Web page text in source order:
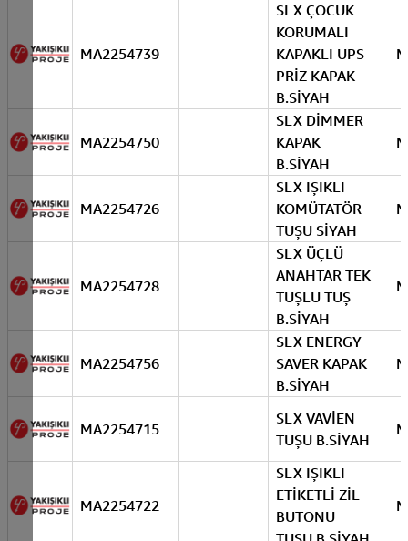
MA2254739
SLX ÇOCUK
KORUMALI
KAPAKLI UPS
PRİZ KAPAK
B.SİYAH
MA2254750
SLX DİMMER
KAPAK
B.SİYAH
MA2254726
SLX IŞIKLI
KOMÜTATÖR
TUŞU SİYAH
MA2254728
SLX ÜÇLÜ
ANAHTAR TEK
TUŞLU TUŞ
B.SİYAH
MA2254756
SLX ENERGY
SAVER KAPAK
B.SİYAH
MA2254715
SLX VAVİEN
TUŞU B.SİYAH
MA2254722
SLX IŞIKLI
ETİKETLİ ZİL
BUTONU